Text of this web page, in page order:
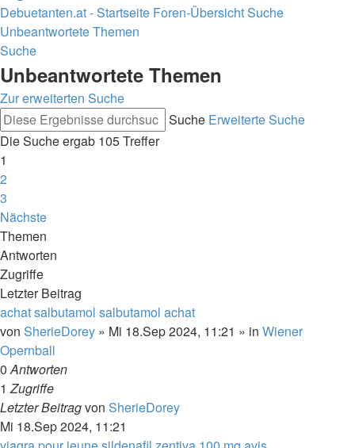
Debuetanten.at - Startseite Foren-ÜbersichtSuche
Unbeantwortete Themen
Suche
Unbeantwortete Themen
Zur erweiterten Suche
Suche Erweiterte Suche
Die Suche ergab 105 Treffer
1
2
3
Nächste
Themen
Antworten
Zugriffe
Letzter Beitrag
achat salbutamol salbutamol achat
von SherieDorey » Mi 18.Sep 2024, 11:21 » in Wiener
Opernball
0Antworten
1Zugriffe
Letzter Beitragvon SherieDorey
Mi 18.Sep 2024, 11:21